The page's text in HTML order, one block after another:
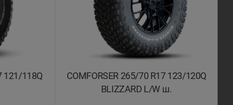
121/118Q
COMFORSER 265/70 R17 123/120Q
BLIZZARD L/W ш.